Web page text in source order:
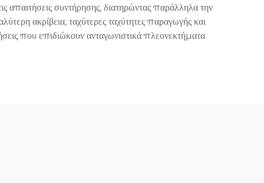
απαιτήσεις συντήρησης, διατηρώντας παράλληλα την
ακρίβεια, ταχύτερες ταχύτητες παραγωγής και
που επιδιώκουν ανταγωνιστικά πλεονεκτήματα